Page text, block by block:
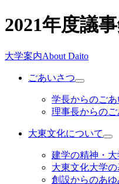
2021年度議
大学案内About Daito
ごあいさつ
学長からのごあ
理事長からの
大東文化について
建学の精神・
大東文化大学
創設からのあゆ